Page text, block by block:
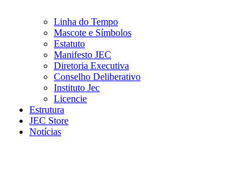
Linha do Tempo
Mascote e Símbolos
Estatuto
Manifesto JEC
Diretoria Executiva
Conselho Deliberativo
Instituto Jec
Licencie
Estrutura
JEC Store
Notícias